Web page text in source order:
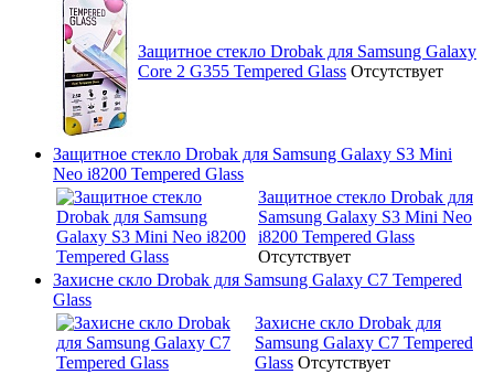
Защитное стекло Drobak для Samsung Galaxy
Core 2 G355 Tempered Glass Отсутствует
Защитное стекло Drobak для Samsung Galaxy S3 Mini
Neo i8200 Tempered Glass
Защитное стекло Drobak для
Samsung Galaxy S3 Mini Neo
i8200 Tempered Glass
Отсутствует
Захисне скло Drobak для Samsung Galaxy C7 Tempered
Glass
Захисне скло Drobak для
Samsung Galaxy C7 Tempered
Glass Отсутствует